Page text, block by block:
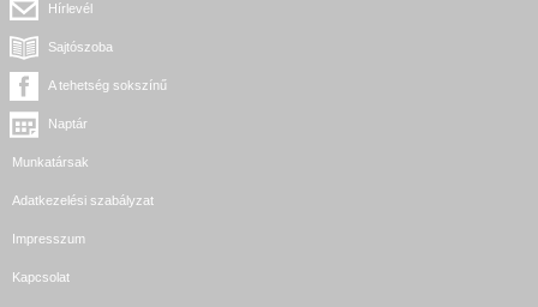
Hírlevél
Sajtószoba
A tehetség sokszínű
Naptár
Munkatársak
Adatkezelési szabályzat
Impresszum
Kapcsolat